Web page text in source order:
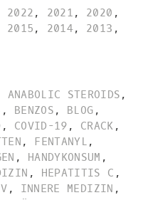
2022 , 2021 , 2020 ,
2015 , 2014, 2013 ,
ANABOLIC STEROIDS ,
, BENZOS , BLOG ,
, COVID-19 , CRACK ,
, FENTANYL ,
, HANDYKONSUM ,
, HEPATITIS C ,
, INNERE MEDIZIN ,